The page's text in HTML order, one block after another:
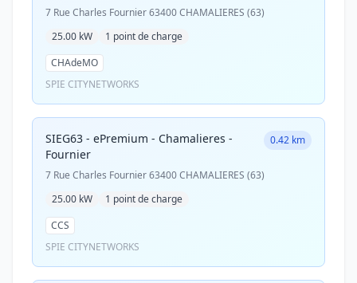
7 Rue Charles Fournier 63400 CHAMALIERES (63)
25.00 kW
1 point de charge
CHAdeMO
SPIE CITYNETWORKS
SIEG63 - ePremium - Chamalieres -
Fournier
0.42 km
7 Rue Charles Fournier 63400 CHAMALIERES (63)
25.00 kW
1 point de charge
CCS
SPIE CITYNETWORKS